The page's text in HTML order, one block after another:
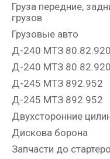
Груза передние,
грузов
Грузовые авто
Д-240 МТЗ 80.82.920
Д-240 МТЗ 80.82.920
Д-245 МТЗ 892.952
Д-245 МТЗ 892.952
Двухсторонние
Дискова борона
Запчасти до